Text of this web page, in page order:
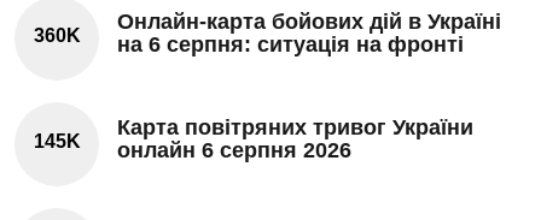
360K
Онлайн-карта бойових дій в Україні
на 6 серпня: ситуація на фронті
145K
Карта повітряних тривог України
онлайн 6 серпня 2026